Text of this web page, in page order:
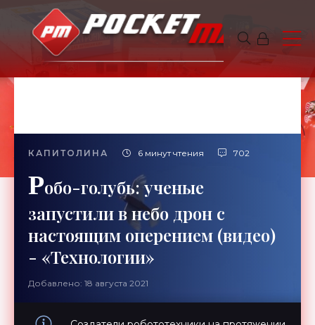
КАПИТОЛИНА 6 минут чтения 702
Робо-голубь: ученые
запустили в небо дрон с
настоящим оперением (видео)
- «Технологии»
Добавлено: 18 августа 2021